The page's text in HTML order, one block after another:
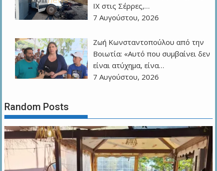
ΙΧ στις Σέρρες,…
7 Αυγούστου, 2026
Ζωή Κωνσταντοπούλου από την
Βοιωτία: «Αυτό που συμβαίνει δεν
είναι ατύχημα, είνα…
7 Αυγούστου, 2026
Random Posts